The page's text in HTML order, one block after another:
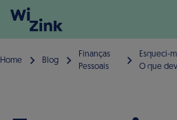
Home Blog
Finanças
Pessoais
Esqueci-
O que